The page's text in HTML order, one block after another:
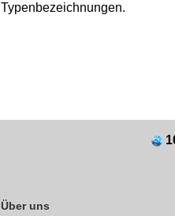
Typenbezeichnungen.
Über uns